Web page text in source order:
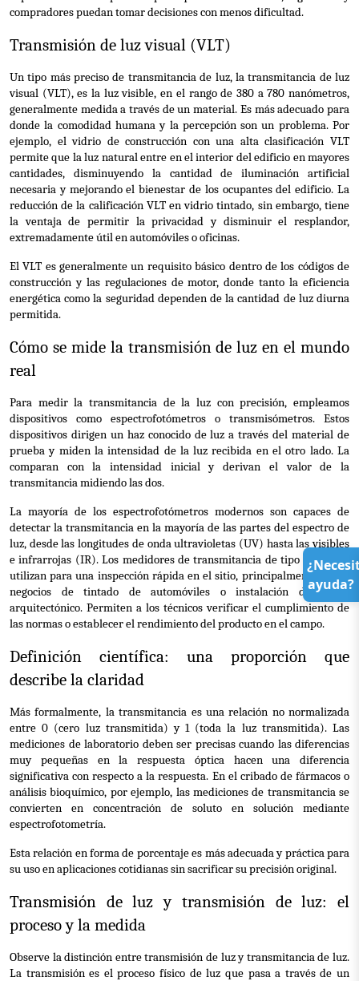
compradores puedan tomar decisiones con menos dificultad.
Transmisión de luz visual (VLT)
Un tipo más preciso de transmitancia de luz, la transmitancia de luz
visual (VLT), es la luz visible, en el rango de 380 a 780 nanómetros,
generalmente medida a través de un material. Es más adecuado para
donde la comodidad humana y la percepción son un problema. Por
ejemplo, el vidrio de construcción con una alta clasificación VLT
permite que la luz natural entre en el interior del edificio en mayores
cantidades, disminuyendo la cantidad de iluminación artificial
necesaria y mejorando el bienestar de los ocupantes del edificio. La
reducción de la calificación VLT en vidrio tintado, sin embargo, tiene
la ventaja de permitir la privacidad y disminuir el resplandor,
extremadamente útil en automóviles o oficinas.
El VLT es generalmente un requisito básico dentro de los códigos de
construcción y las regulaciones de motor, donde tanto la eficiencia
energética como la seguridad dependen de la cantidad de luz diurna
permitida.
Cómo se mide la transmisión de luz en el mundo
real
Para medir la transmitancia de la luz con precisión, empleamos
dispositivos como espectrofotómetros o transmisómetros. Estos
dispositivos dirigen un haz conocido de luz a través del material de
prueba y miden la intensidad de la luz recibida en el otro lado. La
comparan con la intensidad inicial y derivan el valor de la
transmitancia midiendo las dos.
La mayoría de los espectrofotómetros modernos son capaces de
detectar la transmitancia en la mayoría de las partes del espectro de
luz, desde las longitudes de onda ultravioletas (UV) hasta las visibles
e infrarrojas (IR). Los medidores de transmitancia de tipo campo se
utilizan para una inspección rápida en el sitio, principalmente en los
negocios de tintado de automóviles o instalación de vidrio
arquitectónico. Permiten a los técnicos verificar el cumplimiento de
las normas o establecer el rendimiento del producto en el campo.
Definición científica: una proporción que
describe la claridad
Más formalmente, la transmitancia es una relación no normalizada
entre 0 (cero luz transmitida) y 1 (toda la luz transmitida). Las
mediciones de laboratorio deben ser precisas cuando las diferencias
muy pequeñas en la respuesta óptica hacen una diferencia
significativa con respecto a la respuesta. En el cribado de fármacos o
análisis bioquímico, por ejemplo, las mediciones de transmitancia se
convierten en concentración de soluto en solución mediante
espectrofotometría.
Esta relación en forma de porcentaje es más adecuada y práctica para
su uso en aplicaciones cotidianas sin sacrificar su precisión original.
Transmisión de luz y transmisión de luz: el
proceso y la medida
Observe la distinción entre transmisión de luz y transmitancia de luz.
La transmisión es el proceso físico de luz que pasa a través de un
ayuda?